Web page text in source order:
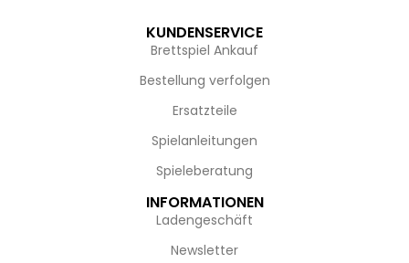
KUNDENSERVICE
Brettspiel Ankauf
Bestellung verfolgen
Ersatzteile
Spielanleitungen
Spieleberatung
INFORMATIONEN
Ladengeschäft
Newsletter